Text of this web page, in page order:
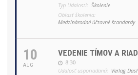
Typ Udalosti: Školenie
Oblasť školenia:
Medzinárodné účtovné štandardy -
10
AUG
VEDENIE TÍMOV A
8:30
Udalosť usporiadaná: Verlag